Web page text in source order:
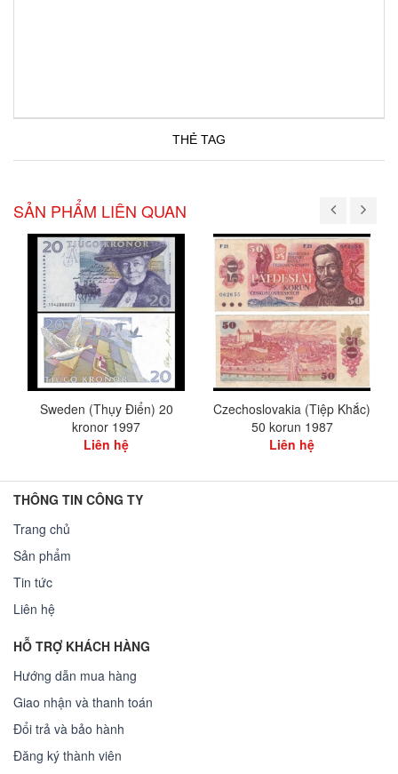
THẺ TAG
SẢN PHẨM LIÊN QUAN
Sweden (Thụy Điển) 20
kronor 1997
Liên hệ
Czechoslovakia (Tiệp Khắc)
50 korun 1987
Liên hệ
THÔNG TIN CÔNG TY
Trang chủ
Sản phẩm
Tin tức
Liên hệ
HỖ TRỢ KHÁCH HÀNG
Hướng dẫn mua hàng
Giao nhận và thanh toán
Đổi trả và bảo hành
Đăng ký thành viên